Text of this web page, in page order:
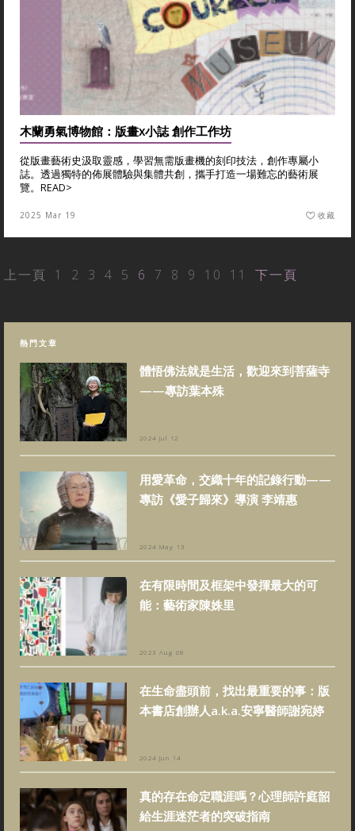
木蘭勇氣博物館：版畫x小誌 創作工作坊
從版畫藝術史汲取靈感，學習無需版畫機的刻印技法，創作專屬小
誌。透過獨特的佈展體驗與集體共創，攜手打造一場難忘的藝術展
覽。 READ>
2025 Mar 19 收藏
上一頁 1 2 3 4 5 6 7 8 9 10 11 下一頁
熱門文章
體悟佛法就是生活，歡迎來到菩薩寺
——專訪葉本殊
2024 Jul 12
用愛革命，交織十年的記錄行動——
專訪《愛子歸來》導演 李靖惠
2024 May 13
在有限時間及框架中發揮最大的可
能：藝術家陳姝里
2023 Aug 08
在生命盡頭前，找出最重要的事：版
本書店創辦人a.k.a.安寧醫師謝宛婷
2024 Jun 14
真的存在命定職涯嗎？心理師許庭韶
給生涯迷茫者的突破指南